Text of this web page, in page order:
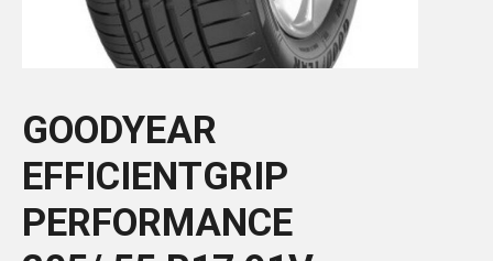
GOODYEAR
EFFICIENTGRIP
PERFORMANCE